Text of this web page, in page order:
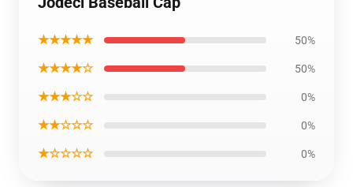
★★★★★ 50%
★★★★☆ 50%
★★★☆☆ 0%
★★☆☆☆ 0%
★☆☆☆☆ 0%